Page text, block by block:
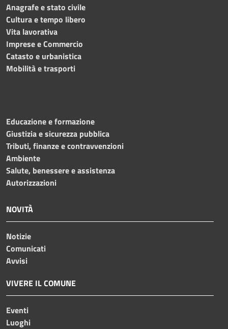
Anagrafe e stato civile
Cultura e tempo libero
Vita lavorativa
Imprese e Commercio
Catasto e urbanistica
Mobilità e trasporti
Educazione e formazione
Giustizia e sicurezza pubblica
Tributi, finanze e contravvenzioni
Ambiente
Salute, benessere e assistenza
Autorizzazioni
NOVITÀ
Notizie
Comunicati
Avvisi
VIVERE IL COMUNE
Eventi
Luoghi